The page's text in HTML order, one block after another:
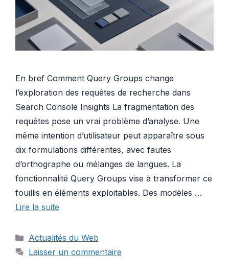
En bref Comment Query Groups change
l’exploration des requêtes de recherche dans
Search Console Insights La fragmentation des
requêtes pose un vrai problème d’analyse. Une
même intention d’utilisateur peut apparaître sous
dix formulations différentes, avec fautes
d’orthographe ou mélanges de langues. La
fonctionnalité Query Groups vise à transformer ce
fouillis en éléments exploitables. Des modèles …
Lire la suite
Catégories
Actualités du Web
Laisser un commentaire